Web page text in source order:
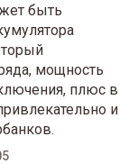
быть
мощность
плюс в
и